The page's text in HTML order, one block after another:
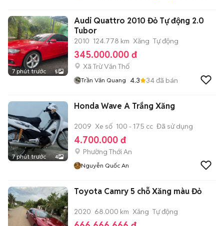
7 phút trước 5
Audi Quattro 2010 Đỏ Tự động 2.0
Tubor
2010 124.778 km Xăng Tự động
345.000.000 đ
Xã Trừ Văn Thố
Trần Văn Quang 4.3 34đã bán
7 phút trước 4
Honda Wave A Trắng Xăng
2009 Xe số 100 - 175 cc Đã sử dụng
4.700.000 đ
Phường Thới An
Nguyễn Quốc An
Toyota Camry 5 chỗ Xăng màu Đỏ
2020 68.000 km Xăng Tự động